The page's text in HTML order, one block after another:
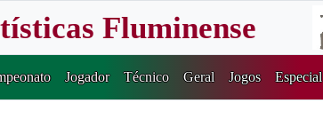
Fluminense
Jogador Técnico Geral Jogos Especial